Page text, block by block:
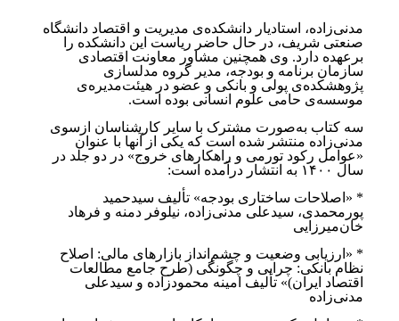
مدنی‌زاده، استادیار دانشکده‌ی مدیریت و اقتصاد دانشگاه
صنعتی شریف، در حال حاضر ریاست ‏این دانشکده را
برعهده دارد. وی همچنین مشاور معاونت اقتصادی
سازمان برنامه و بودجه، مدیر گروه مدلسازی
پژوهشکده‌ی ‏پولی و بانکی و عضو در هیئت‌مدیره‌ی
موسسه‌ی حامی علوم انسانی بوده است.‏
سه کتاب به‌صورت مشترک با سایر کارشناسان ازسوی
مدنی‌زاده منتشر شده است که یکی از آنها با عنوان
«عوامل رکود ‏تورمی و راهکارهای خروج» در دو جلد در
سال ۱۴۰۰ به انتشار درآمده است:‏
‏* «اصلاحات ساختاری بودجه» تألیف سیدحمید
پورمحمدی، سیدعلی مدنی‌زاده، نیلوفر دمنه و فرهاد
خان‌میرزایی ‏
‏* «ارزیابی وضعیت و چشم‌انداز بازارهای مالی: اصلاح
نظام بانکی: چرایی و چگونگی (طرح جامع مطالعات
اقتصاد ایران)» ‏تألیف امینه محمودزاده و سیدعلی
مدنی‌زاده